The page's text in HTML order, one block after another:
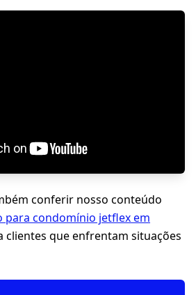
conferir nosso conteúdo
para condomínio jetflex em
clientes que enfrentam situações